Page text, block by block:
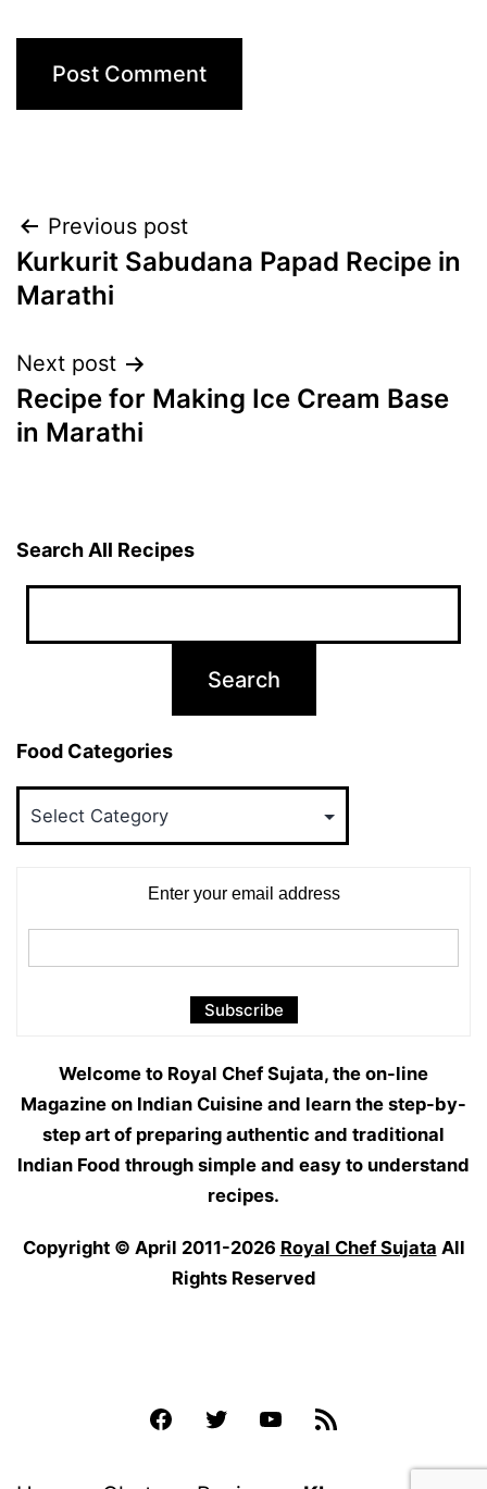
Post
navigation
Previous post
Kurkurit Sabudana Papad Recipe in
Marathi
Next post
Recipe for Making Ice Cream Base
in Marathi
Search All Recipes
Food Categories
Enter your email address
Welcome to Royal Chef Sujata, the on-line
Magazine on Indian Cuisine and learn the step-by-
step art of preparing authentic and traditional
Indian Food through simple and easy to understand
recipes.
Copyright © April 2011-2026 Royal Chef Sujata All
Rights Reserved
FacebookTwitter YouTube